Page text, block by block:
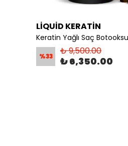
LİQUİD KERATİN
%33 ₺ 9,500.00
₺ 6,350.00